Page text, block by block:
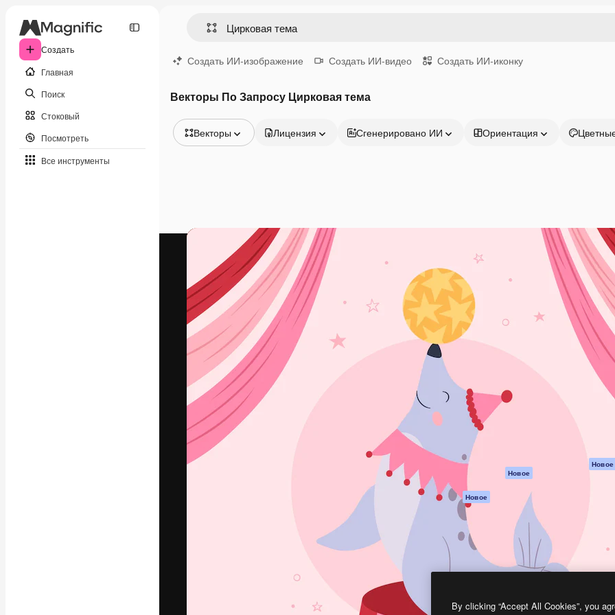
Создать
Главная
Поиск
Стоковый
Посмотреть
Все инструменты
Создать ИИ-изображение Создать ИИ-видео Создать ИИ-иконку
Векторы По Запросу Цирковая тема
Векторы
Видео
Моушн-дизайн
Видеошаблоны
Иконки
3D-модели
Шрифты
Лицензия Сгенерировано ИИ Ориентация
Креативная платформа для создания
ваших лучших работ. Более 1 миллиона
подписчиков среди креаторов,
предприятий, агентств и студий.
Pусский
Продукция
Spaces
ИИ-помощник
Генератор
изображений ИИ
Генератор видео
Генератор голоса
на основе ИИ
Стоковый контент
MCP для
Claude/ChatGPT
Новое
Агенты Новое
Мобильное
приложение
Все инструменты
Magnific
Начать
Academy
Документация
Пакету ИИ
Условия и
Политика
Новое
Партнеры
Предприятие
By clicking “Accept All Cookies”, you